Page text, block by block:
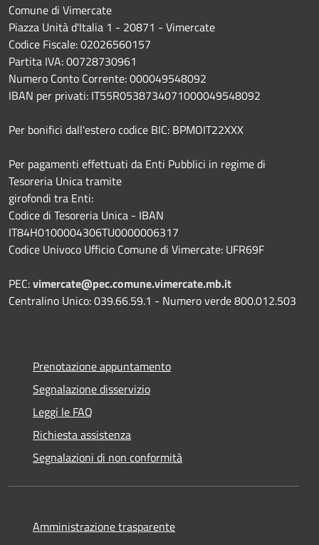
Comune di Vimercate
Piazza Unità d'Italia 1 - 20871 - Vimercate
Codice Fiscale: 02026560157
Partita IVA: 00728730961
Numero Conto Corrente: 000049548092
IBAN per privati: IT55R0538734071000049548092
Per bonifici dall'estero codice BIC: BPMOIT22XXX
Per pagamenti effettuati da Enti Pubblici in regime di
Tesoreria Unica tramite
girofondi tra Enti:
Codice di Tesoreria Unica - IBAN
IT84H0100004306TU0000006317
Codice Univoco Ufficio Comune di Vimercate: UFR69F
PEC:vimercate@pec.comune.vimercate.mb.it
Centralino Unico: 039.66.59.1 - Numero verde 800.012.503
Prenotazione appuntamento
Segnalazione disservizio
Leggi le FAQ
Richiesta assistenza
Segnalazioni di non conformità
Amministrazione trasparente